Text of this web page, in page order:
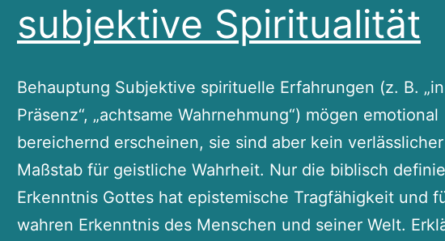
subjektive Spiritualität
Behauptung Subjektive spirituelle Erfahrungen (z. B.
Präsenz“, „achtsame Wahrnehmung“) mögen emotional
bereichernd erscheinen, sie sind aber kein verlässlicher
Maßstab für geistliche Wahrheit. Nur die biblisch
Erkenntnis Gottes hat epistemische Tragfähigkeit und
wahren Erkenntnis des Menschen und seiner Welt.